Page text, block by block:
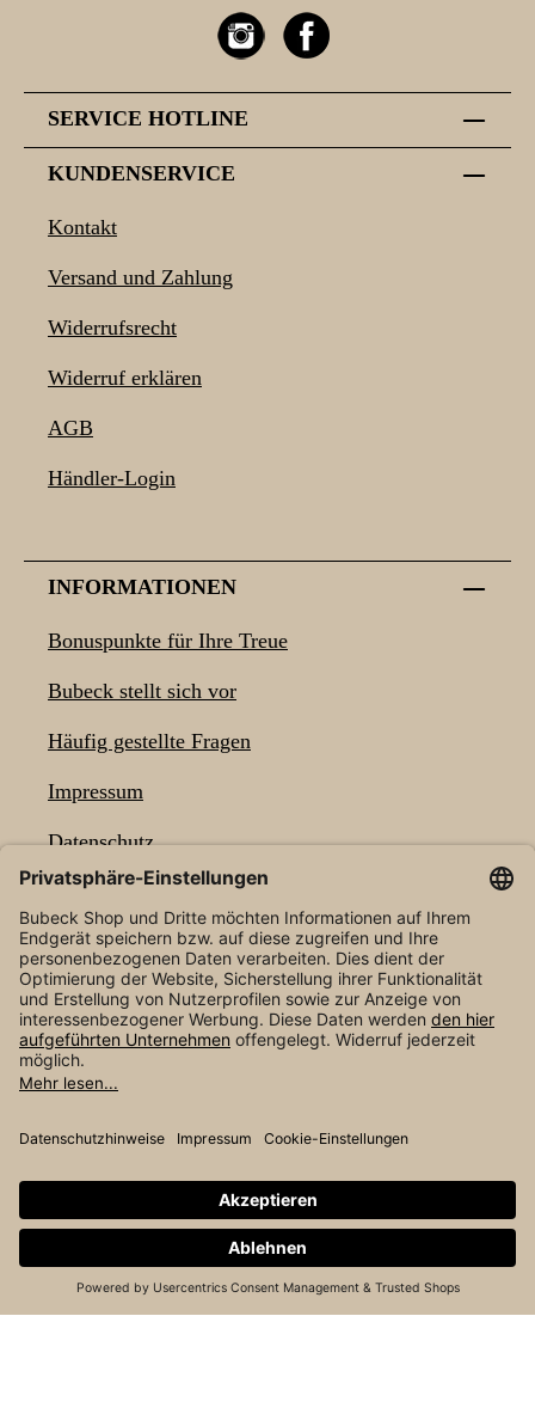
SERVICE HOTLINE
KUNDENSERVICE
Kontakt
Versand und Zahlung
Widerrufsrecht
Widerruf erklären
AGB
Händler-Login
INFORMATIONEN
Bonuspunkte für Ihre Treue
Bubeck stellt sich vor
Häufig gestellte Fragen
Impressum
Datenschutz
Barrierefreiheit
NEWSLETTER
* Alle Preise inkl. gesetzl. Mehrwertsteuer zzgl.
Versandkostenund ggf. Nachnahmegebühren, wenn
nicht anders angegeben.